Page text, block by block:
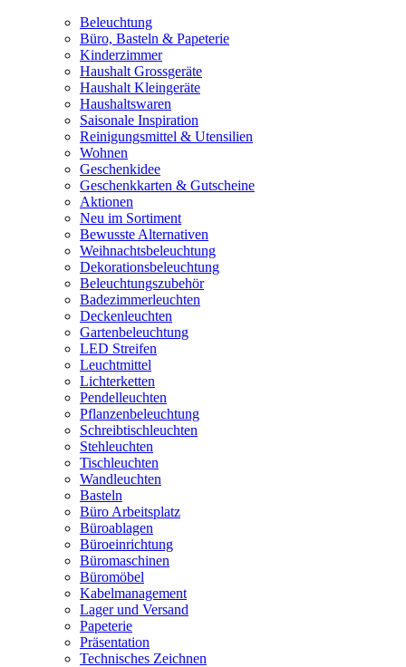
Beleuchtung
Büro, Basteln & Papeterie
Kinderzimmer
Haushalt Grossgeräte
Haushalt Kleingeräte
Haushaltswaren
Saisonale Inspiration
Reinigungsmittel & Utensilien
Wohnen
Geschenkidee
Geschenkkarten & Gutscheine
Aktionen
Neu im Sortiment
Bewusste Alternativen
Weihnachtsbeleuchtung
Dekorationsbeleuchtung
Beleuchtungszubehör
Badezimmerleuchten
Deckenleuchten
Gartenbeleuchtung
LED Streifen
Leuchtmittel
Lichterketten
Pendelleuchten
Pflanzenbeleuchtung
Schreibtischleuchten
Stehleuchten
Tischleuchten
Wandleuchten
Basteln
Büro Arbeitsplatz
Büroablagen
Büroeinrichtung
Büromaschinen
Büromöbel
Kabelmanagement
Lager und Versand
Papeterie
Präsentation
Technisches Zeichnen